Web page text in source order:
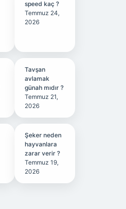
speed kaç ?
Temmuz 24,
2026
Tavşan
avlamak
günah mıdır ?
Temmuz 21,
2026
Şeker neden
hayvanlara
zarar verir ?
Temmuz 19,
2026